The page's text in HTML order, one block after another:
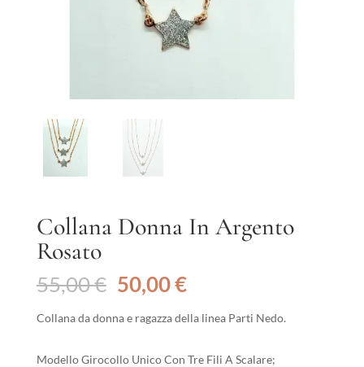
Collana Donna In Argento
Rosato
55,00€ Il
prezzo
originale
55,00 €.
50,00€Il
attuale
50,00 €.
Collana da donna e ragazza della linea Parti Nedo.
Modello Girocollo Unico Con Tre Fili A Scalare;